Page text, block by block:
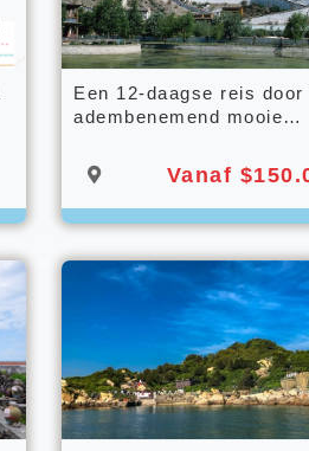
Een 12-daagse reis door
adembenemend mooie
Tibetaanse landschap
Qinghai-Tibet-spoorlijn.
Vanaf